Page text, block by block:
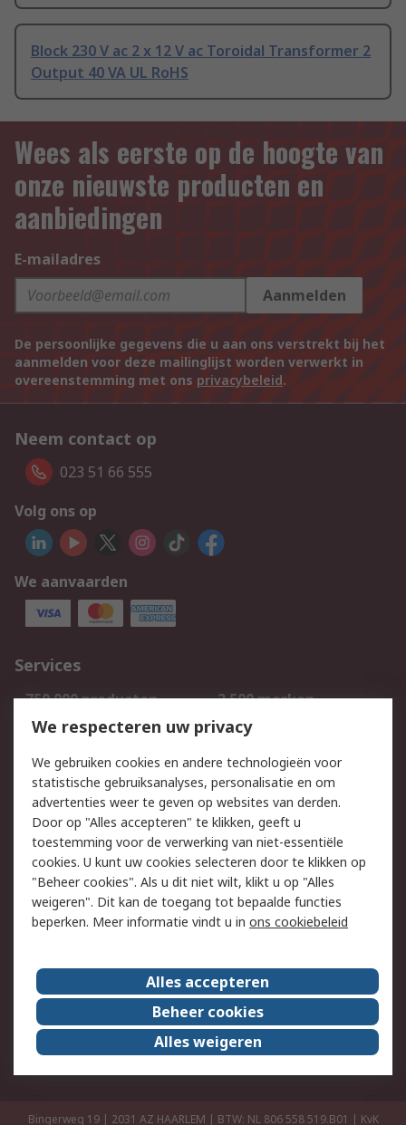
Block 230 V ac 2 x 12 V ac Toroidal Transformer 2
Output 40 VA UL RoHS
Wees als eerste op de hoogte van
onze nieuwste producten en
aanbiedingen
E-mailadres
Aanmelden
De persoonlijke gegevens die u aan ons verstrekt bij het
aanmelden voor deze mailinglijst worden verwerkt in
overeenstemming met ons privacybeleid.
Neem contact op
023 51 66 555
Volg ons op
We aanvaarden
Services
750.000 producten
2.500 merken
Bestellen
Inkoopoplossingen
Track & Trace
Wettelijk
Cookiebeleid
Email veiligheid
Privacybeleid
Websitevoorwaarden
Algemene
verkoopvoorwaarden
Over RS
RS Group
Over ons
RS wereldwijd
Werken bij RS
ESG
Bingerweg 19 | 2031 AZ HAARLEM | BTW: NL 806 558 519.B01 | KvK
We respecteren uw privacy
We gebruiken cookies en andere technologieën voor
statistische gebruiksanalyses, personalisatie en om
advertenties weer te geven op websites van derden.
Door op "Alles accepteren" te klikken, geeft u
toestemming voor de verwerking van niet-essentiële
cookies. U kunt uw cookies selecteren door te klikken op
"Beheer cookies". Als u dit niet wilt, klikt u op "Alles
weigeren". Dit kan de toegang tot bepaalde functies
beperken. Meer informatie vindt u in ons cookiebeleid
Alles accepteren
Beheer cookies
Alles weigeren